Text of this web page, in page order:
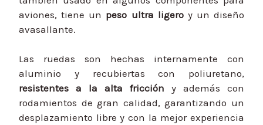
aviones, tiene un peso ultra ligeroy un diseño
avasallante.
Las ruedas son hechas internamente con
aluminio y recubiertas con poliuretano,
resistentes a la alta fricción y además con
rodamientos de gran calidad, garantizando un
desplazamiento libre y con la mejor experiencia